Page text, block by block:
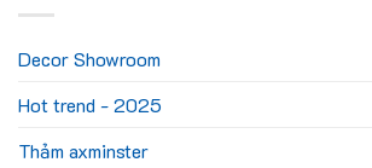
Decor Showroom
Hot trend - 2025
Thảm axminster